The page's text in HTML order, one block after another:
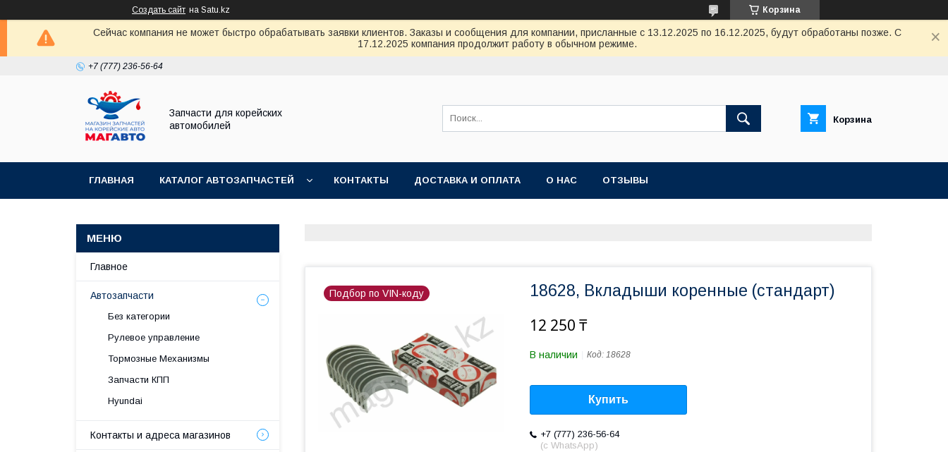
Создать сайт на Satu.kz Корзина
Сейчас компания не может быстро обрабатывать заявки клиентов. Заказы и сообщения для компании, присланные с 13.12.2025 по 16.12.2025, будут обработаны позже. С
17.12.2025 компания продолжит работу в обычном режиме.
+7 (777) 236-56-64
Запчасти для корейских
автомобилей
Корзина
ГЛАВНАЯ КАТАЛОГ АВТОЗАПЧАСТЕЙ КОНТАКТЫ ДОСТАВКА И ОПЛАТА О НАС ОТЗЫВЫ
Подбор по VIN-коду 18628, Вкладыши коренные (стандарт)
12 250 ₸
В наличии Код: 18628
Купить
+7 (777) 236-56-64
(с WhatsApp)
Главное
Автозапчасти
Без категории
Рулевое управление
Тормозные Механизмы
Запчасти КПП
Hyundai
Контакты и адреса магазинов